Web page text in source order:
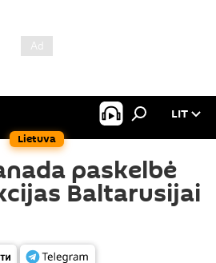
Lietuva
LIT
paskelbė
Baltarusijai